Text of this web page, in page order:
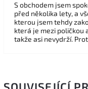
S obchodem jsem
před několika lety, a
kterou jsem tehdy
která je mezi poličkou
takže asi nevydrží.